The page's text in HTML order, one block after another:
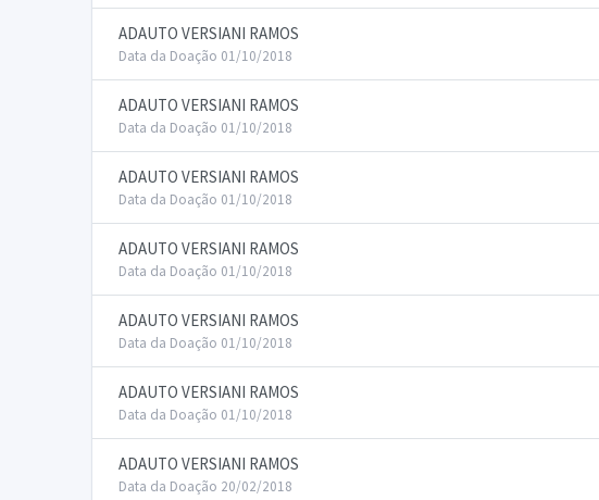
ADAUTO VERSIANI RAMOS
Data da Doação 01/10/2018
ADAUTO VERSIANI RAMOS
Data da Doação 01/10/2018
ADAUTO VERSIANI RAMOS
Data da Doação 01/10/2018
ADAUTO VERSIANI RAMOS
Data da Doação 01/10/2018
ADAUTO VERSIANI RAMOS
Data da Doação 01/10/2018
ADAUTO VERSIANI RAMOS
Data da Doação 01/10/2018
ADAUTO VERSIANI RAMOS
Data da Doação 20/02/2018